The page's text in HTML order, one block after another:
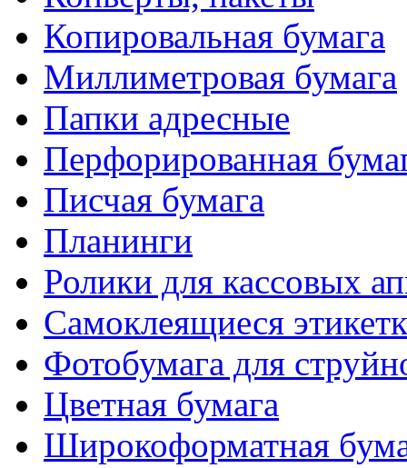
Копировальная бумага
Миллиметровая бумага
Папки адресные
Перфорированная
Писчая бумага
Планинги
Ролики для кассовых
Самоклеящиеся
Фотобумага для
Цветная бумага
Широкоформатная